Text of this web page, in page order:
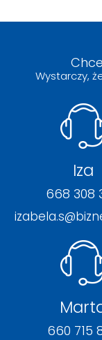
Wystarczy,
Iza
668 308
660 715